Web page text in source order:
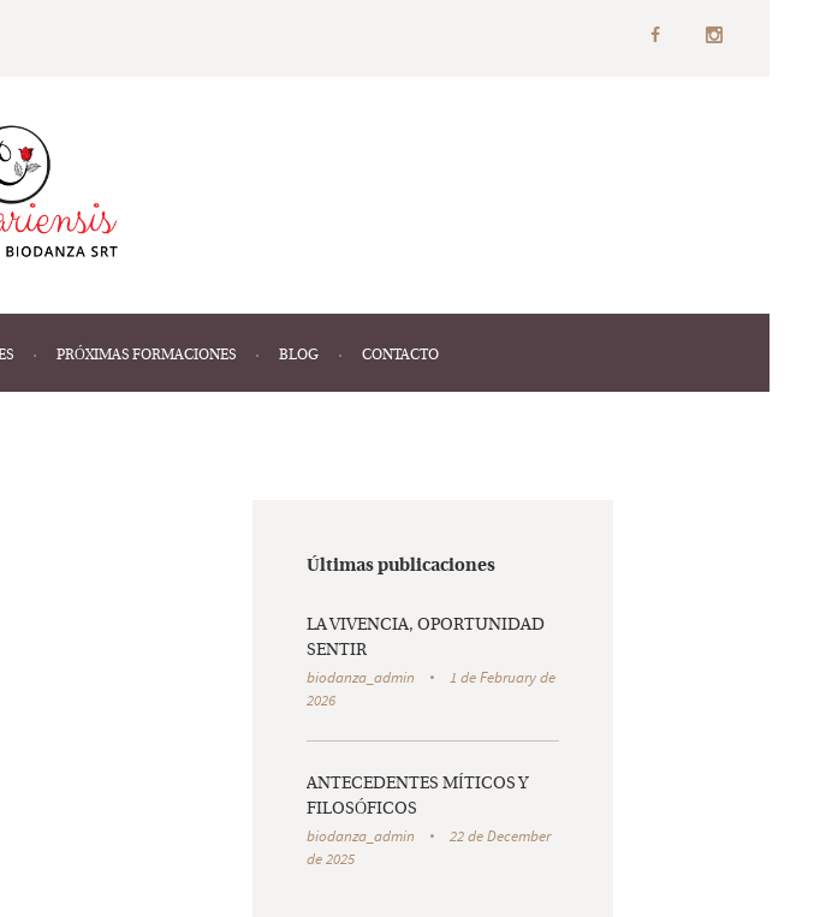
PRÓXIMAS FORMACIONES BLOG CONTACTO
Últimas publicaciones
LA VIVENCIA, OPORTUNIDAD
SENTIR
biodanza_admin
1 de February de
2026
ANTECEDENTES MÍTICOS Y
FILOSÓFICOS
biodanza_admin
22 de December
de 2025